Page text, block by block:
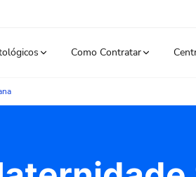
Como Contratar